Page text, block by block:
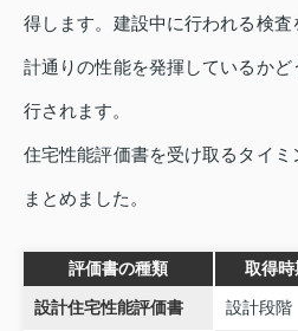
得します。建設中に行われる検
計通りの性能を発揮しているか
行されます。
住宅性能評価書を受け取るタイ
まとめました。
評価書の種類 取得時
設計住宅性能評価書 設計段階